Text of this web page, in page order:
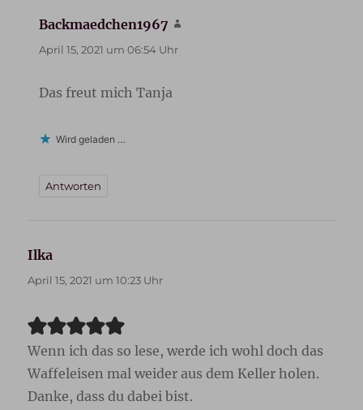
Backmaedchen1967
April 15, 2021 um 06:54 Uhr
Das freut mich Tanja
Wird geladen …
Antworten
Ilka
April 15, 2021 um 10:23 Uhr
Wenn ich das so lese, werde ich wohl doch das
Waffeleisen mal weider aus dem Keller holen.
Danke, dass du dabei bist.